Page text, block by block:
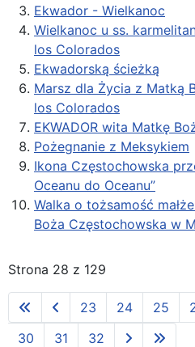
Ekwador - Wielkanoc
Wielkanoc u ss.
los Colorados
Ekwadorską ścieżką
Marsz dla Życia z Matką
los Colorados
EKWADOR wita Matkę
Pożegnanie z Meksykiem
Ikona Częstochowska
Oceanu do Oceanu”
Walka o tożsamość
Boża Częstochowska w
Strona 28 z 129
23 24 25
30
31 32